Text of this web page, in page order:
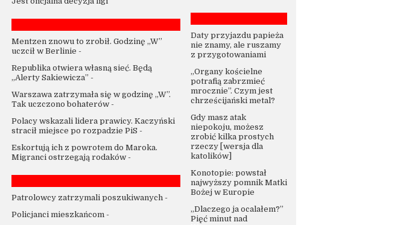
Mentzen znowu to zrobił. Godzinę „W”
uczcił w Berlinie -
Republika otwiera własną sieć. Będą
„Alerty Sakiewicza” -
Warszawa zatrzymała się w godzinę „W”.
Tak uczczono bohaterów -
Polacy wskazali lidera prawicy. Kaczyński
stracił miejsce po rozpadzie PiS -
Eskortują ich z powrotem do Maroka.
Migranci ostrzegają rodaków -
Patrolowcy zatrzymali poszukiwanych -
Policjanci mieszkańcom -
Daty przyjazdu papieża
nie znamy, ale ruszamy
z przygotowaniami
„Organy kościelne
potrafią zabrzmieć
mrocznie”. Czym jest
chrześcijański metal?
Gdy masz atak
niepokoju, możesz
zrobić kilka prostych
rzeczy [wersja dla
katolików]
Konotopie: powstał
najwyższy pomnik Matki
Bożej w Europie
„Dlaczego ja ocalałem?”
Pięć minut nad